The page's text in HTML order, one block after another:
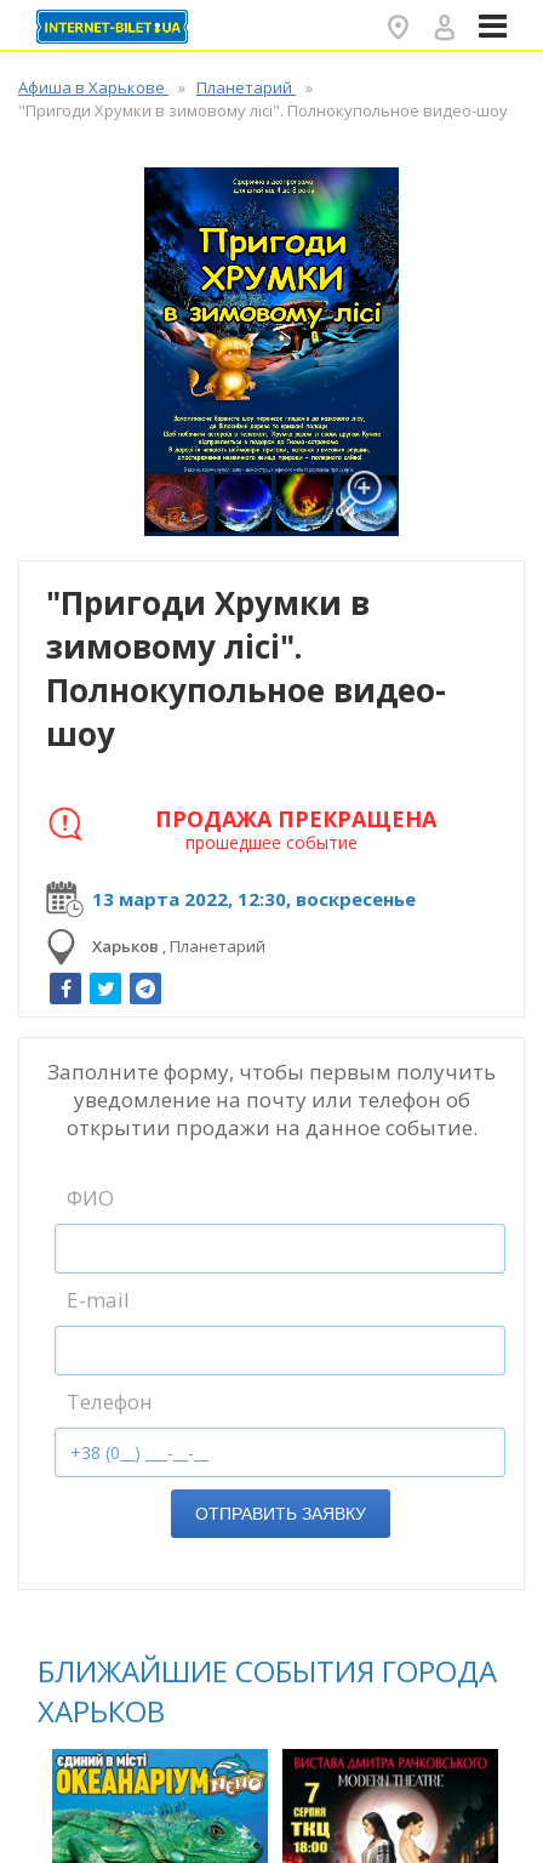
Афиша в Харькове
Планетарий
"Пригоди Хрумки в зимовому лісі". Полнокупольное видео-шоу
"Пригоди Хрумки в
зимовому лісі".
Полнокупольное видео-
шоу
13 марта 2022, 12:30, воскресенье
Харьков , Планетарий
ПРОДАЖА ПРЕКРАЩЕНА
прошедшее событие
Заполните форму, чтобы первым получить
уведомление на почту или телефон об
открытии продажи на данное событие.
ФИО
E-mail
Телефон
ОТПРАВИТЬ ЗАЯВКУ
БЛИЖАЙШИЕ СОБЫТИЯ ГОРОДА
ХАРЬКОВ